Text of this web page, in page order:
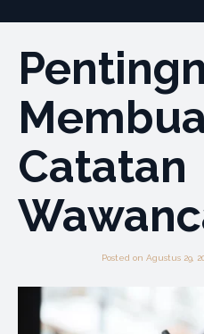
Catatan
Posted on Agustus 29,